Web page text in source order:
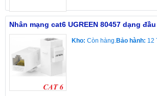
Nhân mạng cat6 UGREEN 80457 dạng
Kho: Còn hàng.Bảo hành: 12